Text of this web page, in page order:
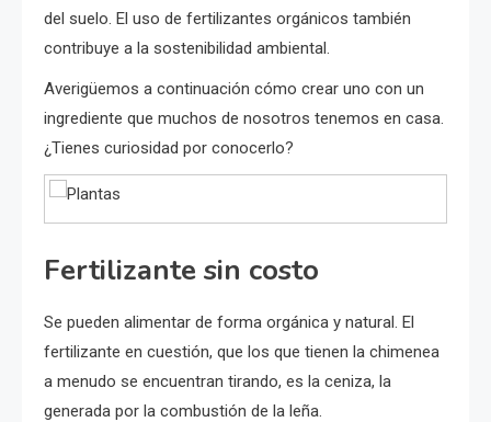
del suelo. El uso de fertilizantes orgánicos también
contribuye a la sostenibilidad ambiental.
Averigüemos a continuación cómo crear uno con un
ingrediente que muchos de nosotros tenemos en casa.
¿Tienes curiosidad por conocerlo?
Fertilizante sin costo
Se pueden alimentar de forma orgánica y natural. El
fertilizante en cuestión, que los que tienen la chimenea
a menudo se encuentran tirando, es la ceniza, la
generada por la combustión de la leña.